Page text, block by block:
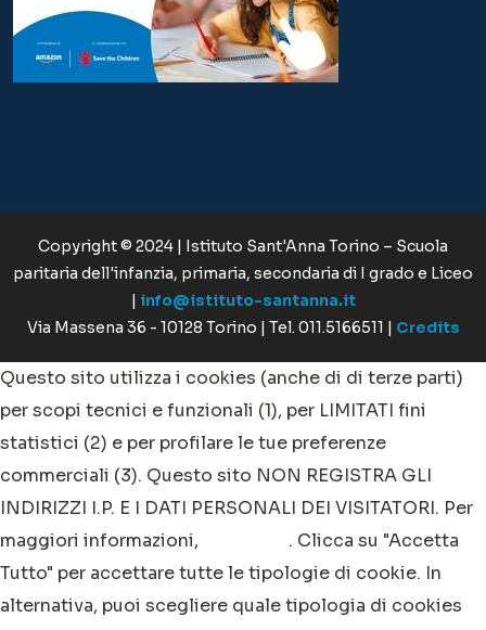
Copyright © 2024 | Istituto Sant'Anna Torino – Scuola
paritaria dell'infanzia, primaria, secondaria di I grado e Liceo
| info@istituto-santanna.it
Via Massena 36 - 10128 Torino | Tel. 011.5166511 | Credits
Questo sito utilizza i cookies (anche di di terze parti)
per scopi tecnici e funzionali (1), per LIMITATI fini
statistici (2) e per profilare le tue preferenze
commerciali (3). Questo sito NON REGISTRA GLI
INDIRIZZI I.P. E I DATI PERSONALI DEI VISITATORI. Per
maggiori informazioni,
. Clicca su "Accetta
Tutto" per accettare tutte le tipologie di cookie. In
alternativa, puoi scegliere quale tipologia di cookies